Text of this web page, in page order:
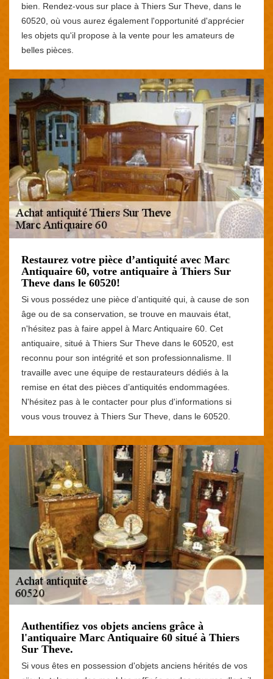
bien. Rendez-vous sur place à Thiers Sur Theve, dans le
60520, où vous aurez également l'opportunité d'apprécier
les objets qu'il propose à la vente pour les amateurs de
belles pièces.
Restaurez votre pièce d’antiquité avec Marc
Antiquaire 60, votre antiquaire à Thiers Sur
Theve dans le 60520!
Si vous possédez une pièce d’antiquité qui, à cause de son
âge ou de sa conservation, se trouve en mauvais état,
n'hésitez pas à faire appel à Marc Antiquaire 60. Cet
antiquaire, situé à Thiers Sur Theve dans le 60520, est
reconnu pour son intégrité et son professionnalisme. Il
travaille avec une équipe de restaurateurs dédiés à la
remise en état des pièces d’antiquités endommagées.
N'hésitez pas à le contacter pour plus d'informations si
vous vous trouvez à Thiers Sur Theve, dans le 60520.
Authentifiez vos objets anciens grâce à
l'antiquaire Marc Antiquaire 60 situé à Thiers
Sur Theve.
Si vous êtes en possession d'objets anciens hérités de vos